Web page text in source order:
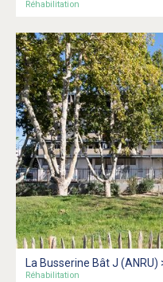
Réhabilitation
La Busserine Bât J
Réhabilitation